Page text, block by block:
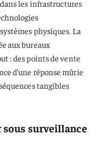
les infrastructures
physiques. La
aux bureaux
: des points de vente
d’une réponse mûrie
tangibles
sous surveillance